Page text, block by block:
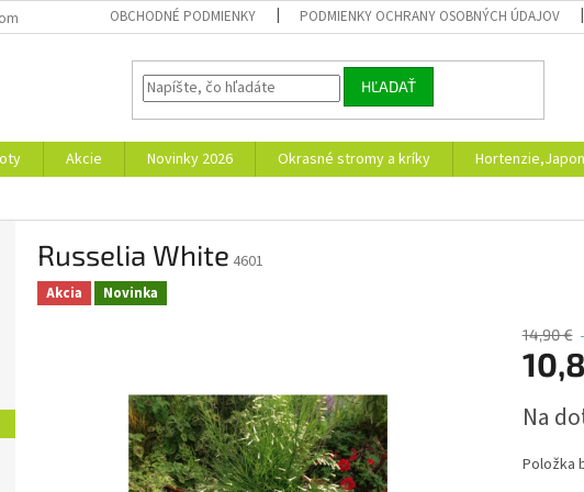
OBCHODNÉ PODMIENKY PODMIENKY OCHRANY OSOBNÝCH ÚDAJOV
HĽADAŤ
Akcie Novinky 2026 Okrasné stromy a kríky
Russelia White 4601
Akcia Novinka
14,90 €
cena:
Na
Položka